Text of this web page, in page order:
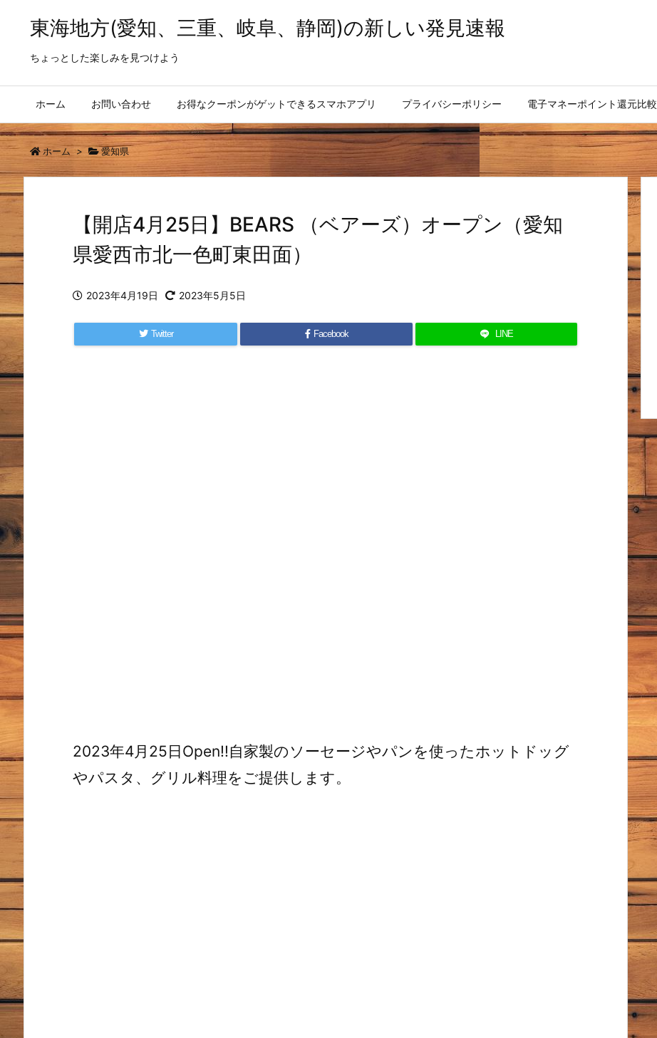
東海地方(愛知、三重、岐阜、静岡)の新しい発見速報
ちょっとした楽しみを見つけよう
ホーム お問い合わせ お得なクーポンがゲットできるスマホアプリ プライバシーポリシー 電子マネーポイント還元比較
ホーム > 愛知県
【開店4月25日】BEARS （ベアーズ）オープン（愛知
県愛西市北一色町東田面）
2023年4月19日 2023年5月5日
Twitter Facebook LINE
2023年4月25日Open!!自家製のソーセージやパンを使ったホットドッグ
やパスタ、グリル料理をご提供します。